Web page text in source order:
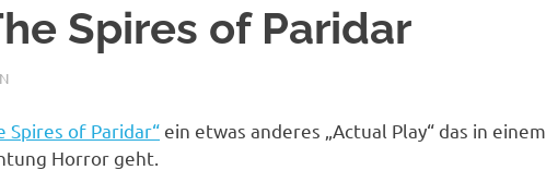
Spires of Paridar
Spires of Paridar“ ein etwas anderes „Actual Play“ das in einem
Horror geht.